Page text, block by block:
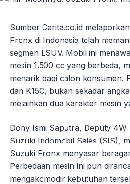
Sumber Cerita.co.id
Fronx di Indonesia telah
segmen LSUV. Mobil ini
mesin 1.500 cc yang berbeda,
menarik bagi calon konsumen.
dan K15C, bukan sekadar
melainkan dua karakter mesin
Dony Ismi Saputra, Deputy 4W
Suzuki Indomobil Sales (SIS),
Suzuki Fronx menyasar
Perbedaan mesin ini pun
mengakomodir kebutuhan